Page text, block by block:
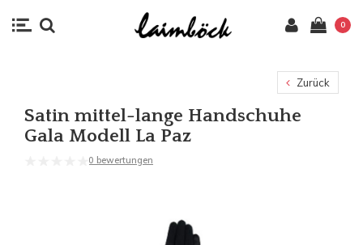
0
Zurück
Satin mittel-lange Handschuhe
Gala Modell La Paz
0 bewertungen